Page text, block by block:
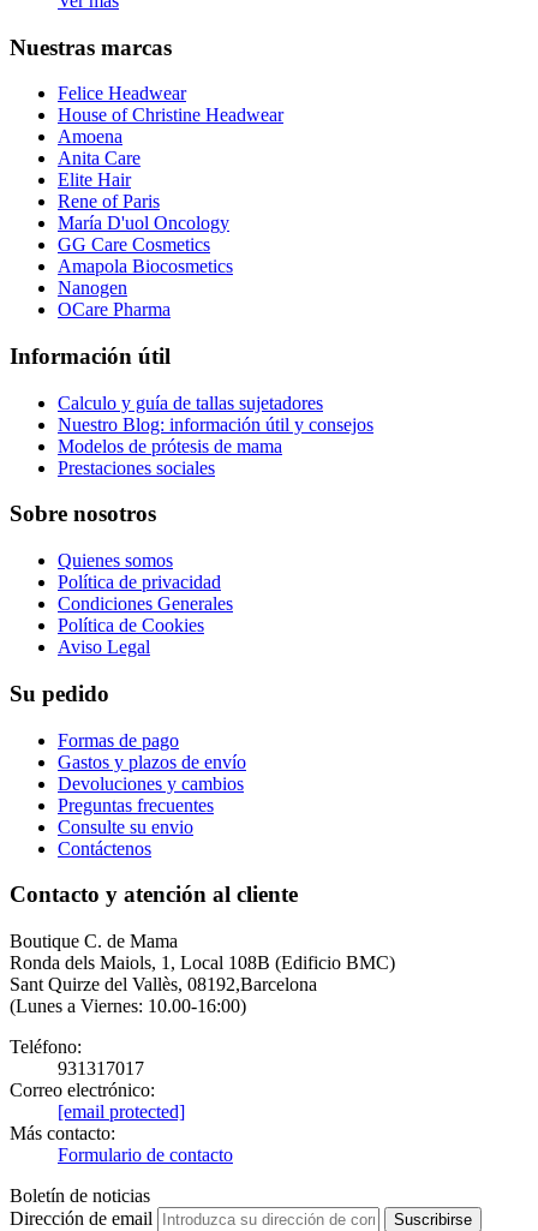
Nuestras marcas
Felice Headwear
House of Christine Headwear
Amoena
Anita Care
Elite Hair
Rene of Paris
María D'uol Oncology
GG Care Cosmetics
Amapola Biocosmetics
Nanogen
OCare Pharma
Información útil
Calculo y guía de tallas sujetadores
Nuestro Blog: información útil y consejos
Modelos de prótesis de mama
Prestaciones sociales
Sobre nosotros
Quienes somos
Política de privacidad
Condiciones Generales
Política de Cookies
Aviso Legal
Su pedido
Formas de pago
Gastos y plazos de envío
Devoluciones y cambios
Preguntas frecuentes
Consulte su envio
Contáctenos
Contacto y atención al cliente
Boutique C. de Mama
Ronda dels Maiols, 1, Local 108B (Edificio BMC)
Sant Quirze del Vallès, 08192,Barcelona
(Lunes a Viernes: 10.00-16:00)
Teléfono:
931317017
Correo electrónico:
[email protected]
Más contacto:
Formulario de contacto
Boletín de noticias
Dirección de email
Suscribirse